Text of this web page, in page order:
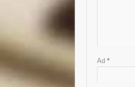
Ad *